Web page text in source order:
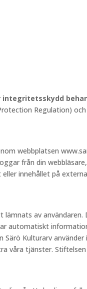
Regulation)
webbplatsen
från din
innehållet på
av användaren.
automatiskt
Särö Kulturarv
våra tjänster.